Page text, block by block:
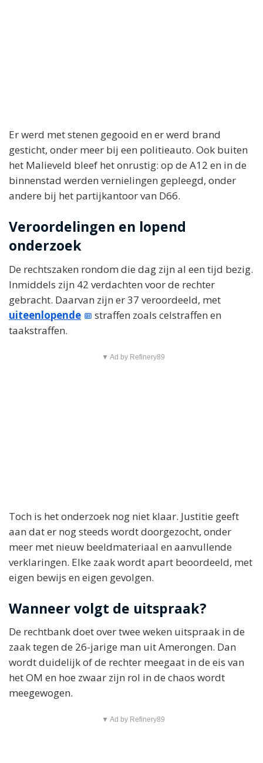
Er werd met stenen gegooid en er werd brand
gesticht, onder meer bij een politieauto. Ook buiten
het Malieveld bleef het onrustig: op de A12 en in de
binnenstad werden vernielingen gepleegd, onder
andere bij het partijkantoor van D66.
Veroordelingen en lopend
onderzoek
De rechtszaken rondom die dag zijn al een tijd bezig.
Inmiddels zijn 42 verdachten voor de rechter
gebracht. Daarvan zijn er 37 veroordeeld, met
uiteenlopende
straffen zoals celstraffen en
taakstraffen.
▼ Ad by Refinery89
Toch is het onderzoek nog niet klaar. Justitie geeft
aan dat er nog steeds wordt doorgezocht, onder
meer met nieuw beeldmateriaal en aanvullende
verklaringen. Elke zaak wordt apart beoordeeld, met
eigen bewijs en eigen gevolgen.
Wanneer volgt de uitspraak?
De rechtbank doet over twee weken uitspraak in de
zaak tegen de 26-jarige man uit Amerongen. Dan
wordt duidelijk of de rechter meegaat in de eis van
het OM en hoe zwaar zijn rol in de chaos wordt
meegewogen.
▼ Ad by Refinery89